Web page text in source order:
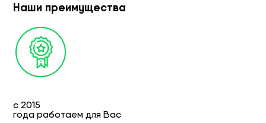
Наши преимущества
с 2015
года работаем для Вас